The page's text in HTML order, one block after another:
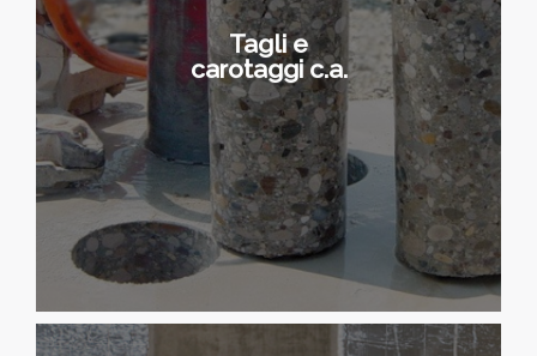
Tagli e
carotaggi c.a.
cilindrici a scopo di analisi chiamati
carote. Ci avvaliamo della più
moderna strumentazione presente
sul mercato per eseguire i suddetti
lavori.